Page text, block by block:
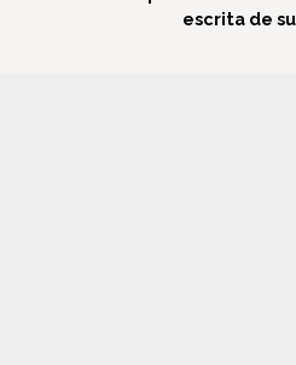
escrita de